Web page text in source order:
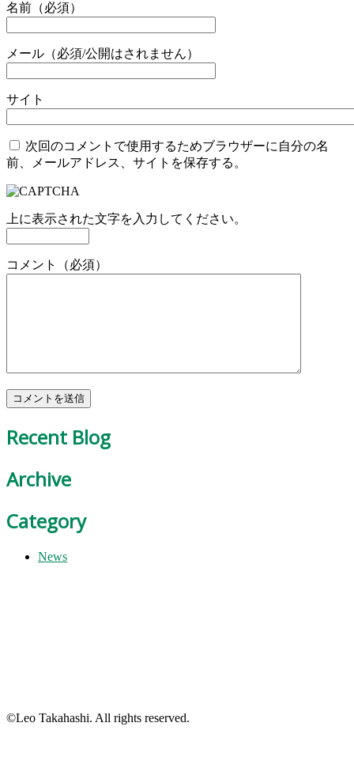
名前（必須）
メール（必須/公開はされません）
サイト
次回のコメントで使用するためブラウザーに自分の名
前、メールアドレス、サイトを保存する。
上に表示された文字を入力してください。
コメント（必須）
Recent Blog
Archive
Category
News
©Leo Takahashi. All rights reserved.